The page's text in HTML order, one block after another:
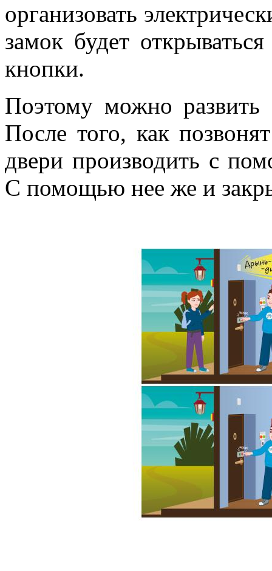
организовать
замок будет
кнопки.
Поэтому можно
После того, как
двери производить с
С помощью нее же и